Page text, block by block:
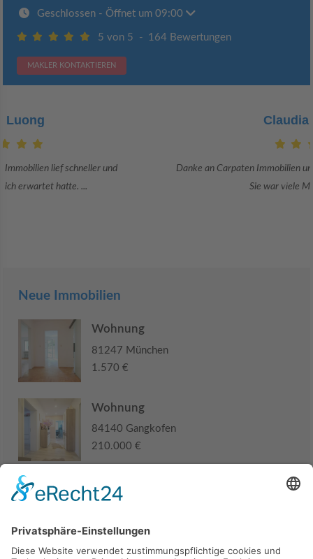
Geschlossen - Öffnet um 09:00
5 von 5 - 164 Bewertungen
MAKLER KONTAKTIEREN
Danke an Carpaten Immobilien und besonders an Frau Adriana Sarca.
Neue Immobilien
Wohnung
81247 München
1.570 €
Wohnung
84140 Gangkofen
210.000 €
Haus
285.000 €